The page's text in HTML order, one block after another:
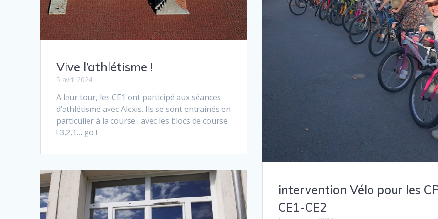
intervention Vélo pour les
CE1-CE2
Vive l’athlétisme !
5 avril 2024
A leur tour, les CE1 ont participé aux séances
d’athlétisme avec Alexis. Ils se sont entrainés en
particulier à la course…avec les blocs de course
! 3,2,1… go !